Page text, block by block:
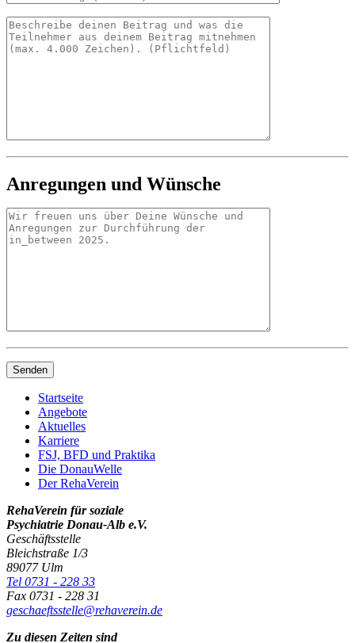
Anregungen und Wünsche
Startseite
Angebote
Aktuelles
Karriere
FSJ, BFD und Praktika
Die DonauWelle
Der RehaVerein
RehaVerein für soziale
Psychiatrie Donau-Alb e.V.
Geschäftsstelle
Bleichstraße 1/3
89077 Ulm
Tel 0731 - 228 33
Fax 0731 - 228 31
geschaeftsstelle@rehaverein.de
Zu diesen Zeiten sind